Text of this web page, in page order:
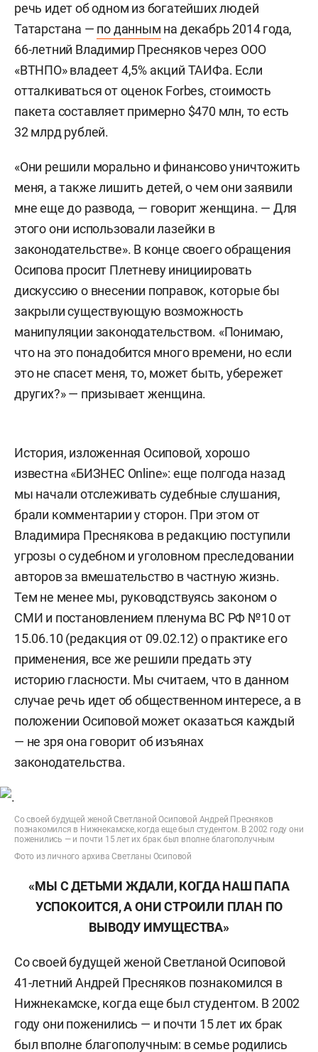
речь идет об одном из богатейших людей
Татарстана — по данным на декабрь 2014 года,
66-летний Владимир Пресняков через ООО
«ВТНПО» владеет 4,5% акций ТАИФа. Если
отталкиваться от оценок Forbes, стоимость
пакета составляет примерно $470 млн, то есть
32 млрд рублей.
«Они решили морально и финансово уничтожить
меня, а также лишить детей, о чем они заявили
мне еще до развода, — говорит женщина. — Для
этого они использовали лазейки в
законодательстве». В конце своего обращения
Осипова просит Плетневу инициировать
дискуссию о внесении поправок, которые бы
закрыли существующую возможность
манипуляции законодательством. «Понимаю,
что на это понадобится много времени, но если
это не спасет меня, то, может быть, убережет
других?» — призывает женщина.
История, изложенная Осиповой, хорошо
известна «БИЗНЕС Online»: еще полгода назад
мы начали отслеживать судебные слушания,
брали комментарии у сторон. При этом от
Владимира Преснякова в редакцию поступили
угрозы о судебном и уголовном преследовании
авторов за вмешательство в частную жизнь.
Тем не менее мы, руководствуясь законом о
СМИ и постановлением пленума ВС РФ №10 от
15.06.10 (редакция от 09.02.12) о практике его
применения, все же решили предать эту
историю гласности. Мы считаем, что в данном
случае речь идет об общественном интересе, а в
положении Осиповой может оказаться каждый
— не зря она говорит об изъянах
законодательства.
Со своей будущей женой Светланой Осиповой Андрей Пресняков
познакомился в Нижнекамске, когда еще был студентом. В 2002 году они
поженились — и почти 15 лет их брак был вполне благополучным
Фото из личного архива Светланы Осиповой
«МЫ С ДЕТЬМИ ЖДАЛИ, КОГДА НАШ ПАПА
УСПОКОИТСЯ, А ОНИ СТРОИЛИ ПЛАН ПО
ВЫВОДУ ИМУЩЕСТВА»
Со своей будущей женой Светланой Осиповой
41-летний Андрей Пресняков познакомился в
Нижнекамске, когда еще был студентом. В 2002
году они поженились — и почти 15 лет их брак
был вполне благополучным: в семье родились